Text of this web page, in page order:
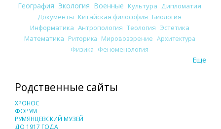
География Экология Военные Культура
Дипломатия
Документы Китайская философия Биология
Информатика Антропология Теология Эстетика
Математика Риторика Мировоззрение Архитектура
Физика Феноменология
Еще
Родственные сайты
ХРОНОС
ФОРУМ
РУМЯНЦЕВСКИЙ МУЗЕЙ
ДО 1917 ГОДА